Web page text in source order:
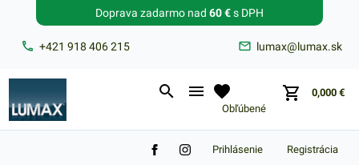
+421 918 406 215 lumax@lumax.sk
Doprava zadarmo nad 60 €s DPH
Obľúbené
0,000 €
Zabudnuté heslo?
Registrácia
Prihlásenie